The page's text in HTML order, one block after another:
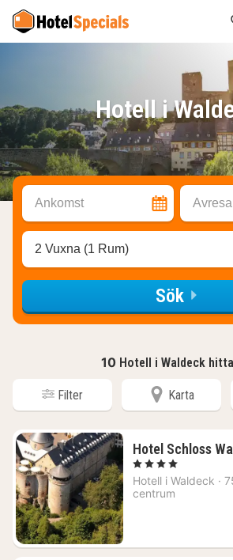
Hotell i
Ankomst Avresa
2 Vuxna (1 Rum)
Sök
10 Hotell i Waldeck
Filter Karta
Hotel Schloss
, 4 Stjärnor
Hotell i Waldeck ·
centrum